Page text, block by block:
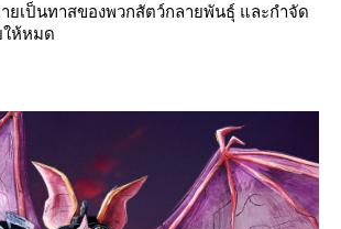
ยเป็นทาสของพวกสัตว์กลายพันธุ์ และกำจัด
ให้หมด